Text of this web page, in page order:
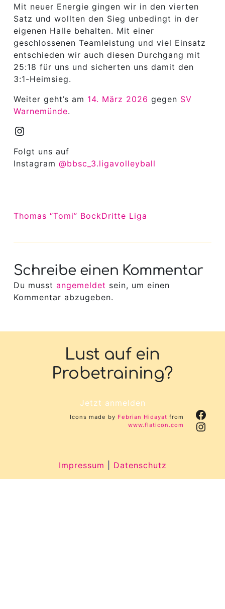
Mit neuer Energie gingen wir in den vierten
Satz und wollten den Sieg unbedingt in der
eigenen Halle behalten. Mit einer
geschlossenen Teamleistung und viel Einsatz
entschieden wir auch diesen Durchgang mit
25:18 für uns und sicherten uns damit den
3:1-Heimsieg.
Weiter geht’s am 14. März 2026 gegen SV
Warnemünde.
Instagram
Folgt uns auf
Instagram @bbsc_3.ligavolleyball
Thomas “Tomi” BockDritte Liga
Schreibe einen Kommentar
Du musst angemeldet sein, um einen
Kommentar abzugeben.
Lust auf ein
Probetraining?
Jetzt anmelden
Icons made by Febrian Hidayat from
www.flaticon.com
Impressum Datenschutz